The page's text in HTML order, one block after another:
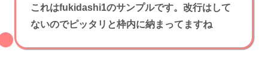
これはfukidashi1のサンプルです。改行はして
ないのでピッタリと枠内に納まってますね